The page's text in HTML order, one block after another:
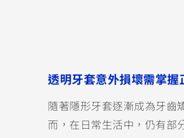
透明牙套意外損壞需掌
隨著隱形牙套逐漸成為牙齒
而，在日常生活中，仍有部